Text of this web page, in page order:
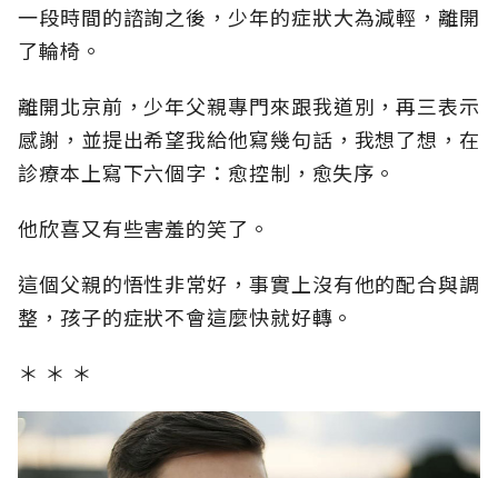
一段時間的諮詢之後，少年的症狀大為減輕，離開
了輪椅。
離開北京前，少年父親專門來跟我道別，再三表示
感謝，並提出希望我給他寫幾句話，我想了想，在
診療本上寫下六個字：愈控制，愈失序。
他欣喜又有些害羞的笑了。
這個父親的悟性非常好，事實上沒有他的配合與調
整，孩子的症狀不會這麼快就好轉。
＊ ＊ ＊